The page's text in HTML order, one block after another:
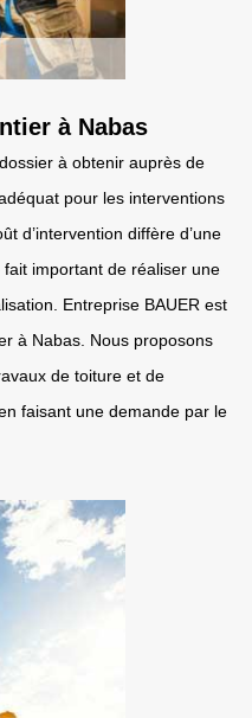
à Nabas
à obtenir auprès de
pour les interventions
d’intervention diffère d’une
important de réaliser une
Entreprise BAUER est
à Nabas. Nous proposons
de toiture et de
faisant une demande par le